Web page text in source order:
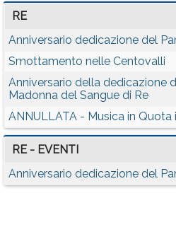
RE
Anniversario dedicazione del
Smottamento nelle Centovalli
Anniversario della dedicazione
Madonna del Sangue di Re
ANNULLATA - Musica in Quota
RE - EVENTI
Anniversario dedicazione del